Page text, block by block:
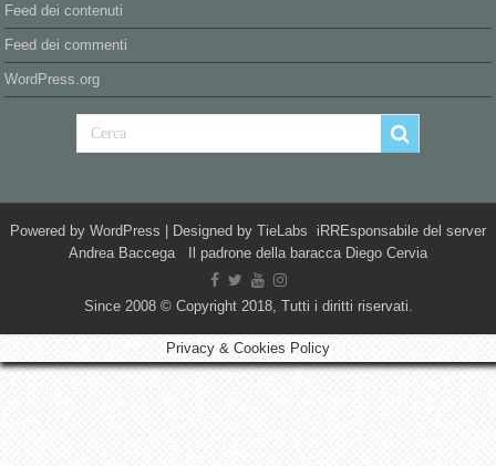
Feed dei contenuti
Feed dei commenti
WordPress.org
Powered by WordPress | Designed by TieLabs iRREsponsabile del server
Andrea Baccega Il padrone della baracca Diego Cervia
Since 2008 © Copyright 2018, Tutti i diritti riservati.
Privacy & Cookies Policy